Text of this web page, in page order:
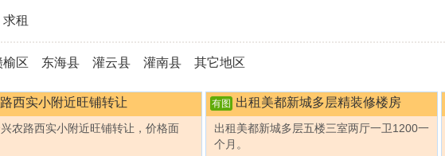
求租
榆区 东海县 灌云县 灌南县 其它地区
西实小附近旺铺转让
农路西实小附近旺铺转让，价格面
有图 出租美都新城多层精装修楼房
出租美都新城多层五楼三室两厅一卫1200一
个月。